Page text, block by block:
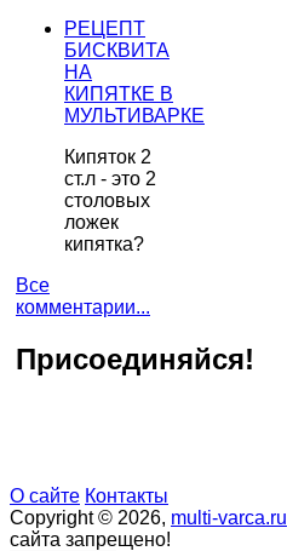
РЕЦЕПТ
БИСКВИТА
НА
КИПЯТКЕ В
МУЛЬТИВАРКЕ
Кипяток 2
ст.л - это 2
столовых
ложек
кипятка?
Все
комментарии...
Присоединяйся!
О сайте Контакты
Copyright © 2026, multi-varca.ru
сайта запрещено!